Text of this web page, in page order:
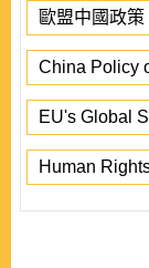
歐盟中國政策
China Policy
EU's Global
Human